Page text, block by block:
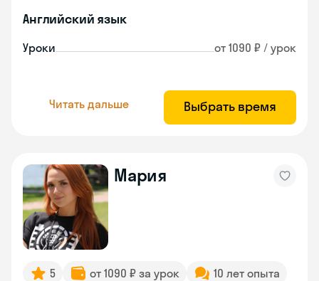
Английский язык
Уроки от 1090 ₽ / урок
Читать дальше Выбрать время
Мария
5 от 1090 ₽ за урок
10 лет опыта